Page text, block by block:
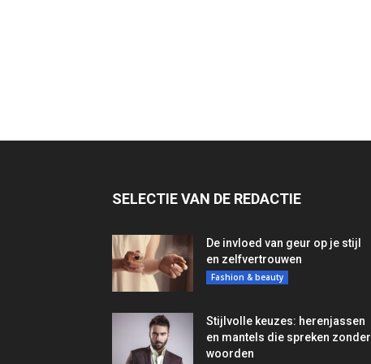
SELECTIE VAN DE REDACTIE
De invloed van geur op je stijl
en zelfvertrouwen
Fashion & beauty
Stijlvolle keuzes: herenjassen
en mantels die spreken zonder
woorden